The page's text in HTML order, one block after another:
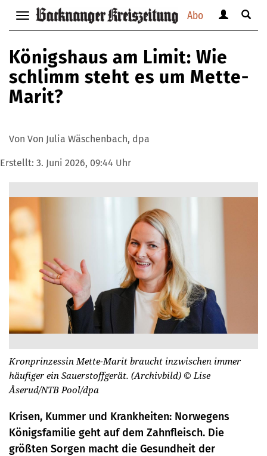
Abo
Navigation
anzeigen
bzw.
verbergen
anzeigen
verbergen
Suche
Königshaus am Limit: Wie
schlimm steht es um Mette-
Marit?
Von Von Julia Wäschenbach, dpa
Erstellt: 3. Juni 2026, 09:44 Uhr
Kronprinzessin Mette-Marit braucht inzwischen immer
häufiger ein Sauerstoffgerät. (Archivbild) © Lise
Åserud/NTB Pool/dpa
Krisen, Kummer und Krankheiten: Norwegens
Königsfamilie geht auf dem Zahnfleisch. Die
größten Sorgen macht die Gesundheit der